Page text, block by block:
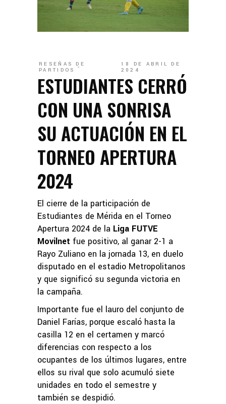
RESEÑAS DE
PARTIDOS
18 DE ABRIL DE
2024
ESTUDIANTES CERRÓ
CON UNA SONRISA
SU ACTUACIÓN EN EL
TORNEO APERTURA
2024
El cierre de la participación de
Estudiantes de Mérida en el Torneo
Apertura 2024 de la Liga FUTVE
Movilnet fue positivo, al ganar 2-1 a
Rayo Zuliano en la jornada 13, en duelo
disputado en el estadio Metropolitanos
y que significó su segunda victoria en
la campaña.
Importante fue el lauro del conjunto de
Daniel Farías, porque escaló hasta la
casilla 12 en el certamen y marcó
diferencias con respecto a los
ocupantes de los últimos lugares, entre
ellos su rival que solo acumuló siete
unidades en todo el semestre y
también se despidió.